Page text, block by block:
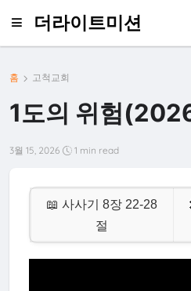
더라이트미션
홈 고척교회
1도의 위험
3월 15, 2026 1 min read
📖 사사기 8장 22-28
절